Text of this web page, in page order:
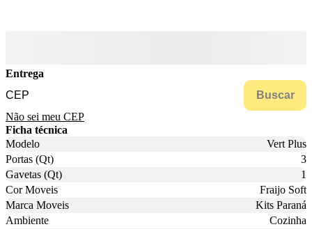
Entrega
Buscar
Não sei meu CEP
Ficha técnica
Modelo
Vert Plus
Portas (Qt)
3
Gavetas (Qt)
1
Cor Moveis
Fraijo Soft
Marca Moveis
Kits Paraná
Ambiente
Cozinha